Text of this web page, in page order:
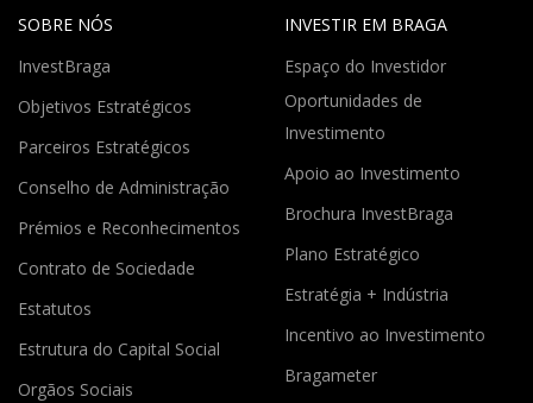
SOBRE NÓS
InvestBraga
Objetivos Estratégicos
Parceiros Estratégicos
Conselho de Administração
Prémios e Reconhecimentos
Contrato de Sociedade
Estatutos
Estrutura do Capital Social
Orgãos Sociais
INVESTIR EM BRAGA
Espaço do Investidor
Oportunidades de
Investimento
Apoio ao Investimento
Brochura InvestBraga
Plano Estratégico
Estratégia + Indústria
Incentivo ao Investimento
Bragameter